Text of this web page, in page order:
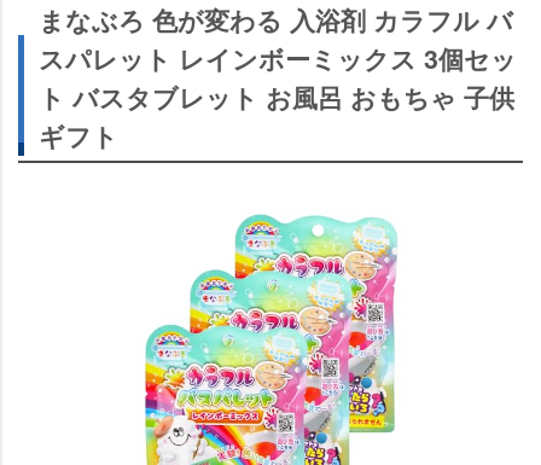
まなぶろ 色が変わる 入浴剤 カラフル バ
スパレット レインボーミックス 3個セッ
ト バスタブレット お風呂 おもちゃ 子供
ギフト